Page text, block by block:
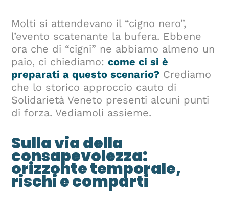
Molti si attendevano il “cigno nero”,
l’evento scatenante la bufera. Ebbene
ora che di “cigni” ne abbiamo almeno un
paio, ci chiediamo:come ci si è
preparati a questo scenario? Crediamo
che lo storico approccio cauto di
Solidarietà Veneto presenti alcuni punti
di forza. Vediamoli assieme.
Sulla via della
consapevolezza:
orizzonte temporale,
rischi e comparti